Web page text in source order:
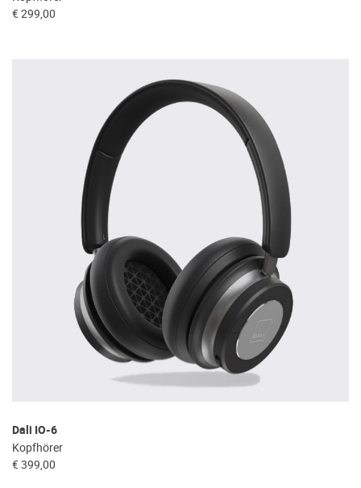
€ 299,00
Dali IO-6
Kopfhörer
€ 399,00